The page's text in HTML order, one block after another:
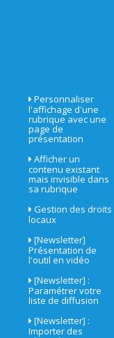
Personnaliser
l'affichage d'une
rubrique avec une
page de
présentation
Afficher un
contenu existant
mais invisible dans
sa rubrique
Gestion des droits
locaux
[Newsletter]
Présentation de
l'outil en vidéo
[Newsletter] :
Paramétrer votre
liste de diffusion
[Newsletter] :
Importer des